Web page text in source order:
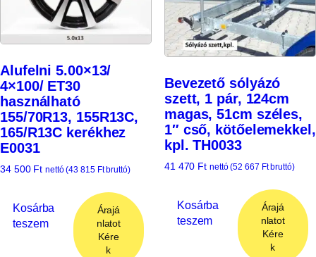
Alufelni 5.00×13/
4×100/ ET30
használható
155/70R13, 155R13C,
165/R13C kerékhez
E0031
34 500 Ft nettó (43 815 Ftbruttó)
Kosárba
teszem
Árajá
nlatot
Kére
k
Bevezető sólyázó
szett, 1 pár, 124cm
magas, 51cm széles,
1″ cső, kötőelemekkel,
kpl. TH0033
41 470 Ft nettó (52 667 Ftbruttó)
Kosárba
teszem
Árajá
nlatot
Kére
k